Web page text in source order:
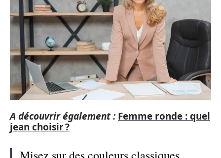
A découvrir également : Femme ronde : quel
jean choisir ?